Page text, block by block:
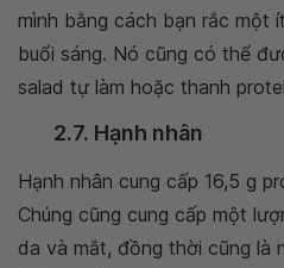
mình bằng cách bạn rắc một
buổi sáng. Nó cũng có thể
salad tự làm hoặc thanh
2.7. Hạnh nhân
Hạnh nhân cung cấp 16,5 g
Chúng cũng cung cấp một
da và mắt, đồng thời cũng là